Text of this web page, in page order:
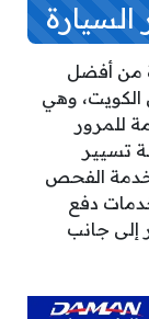
من أفضل
الكويت، وهي
للمرور
تسيير
خدمة الفحص
دفع
إلى جانب